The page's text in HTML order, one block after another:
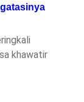
khawatir